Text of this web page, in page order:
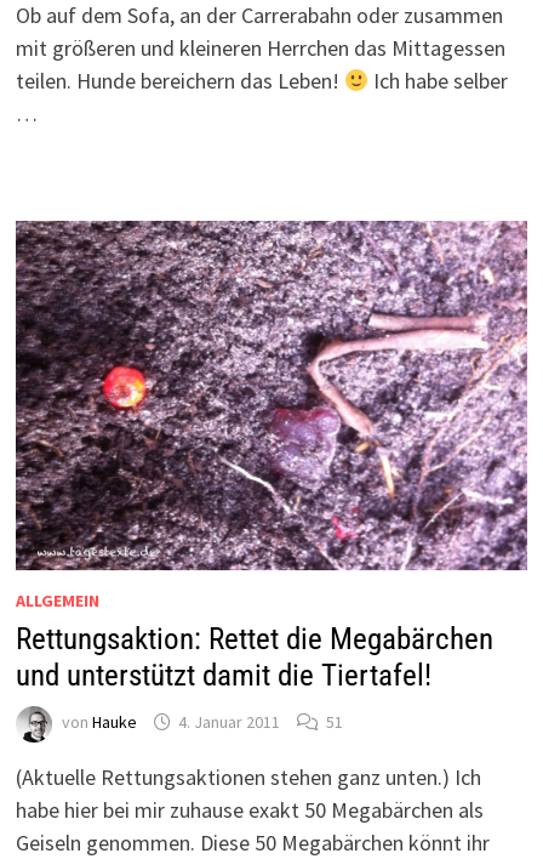
Ob auf dem Sofa, an der Carrerabahn oder zusammen
mit größeren und kleineren Herrchen das Mittagessen
teilen. Hunde bereichern das Leben!
Ich habe selber
…
ALLGEMEIN
Rettungsaktion: Rettet die Megabärchen
und unterstützt damit die Tiertafel!
von Hauke 4. Januar 2011 51
(Aktuelle Rettungsaktionen stehen ganz unten.) Ich
habe hier bei mir zuhause exakt 50 Megabärchen als
Geiseln genommen. Diese 50 Megabärchen könnt ihr